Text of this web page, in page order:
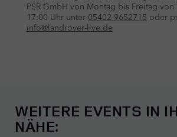
WEITERE EVENTS IN
NÄHE: